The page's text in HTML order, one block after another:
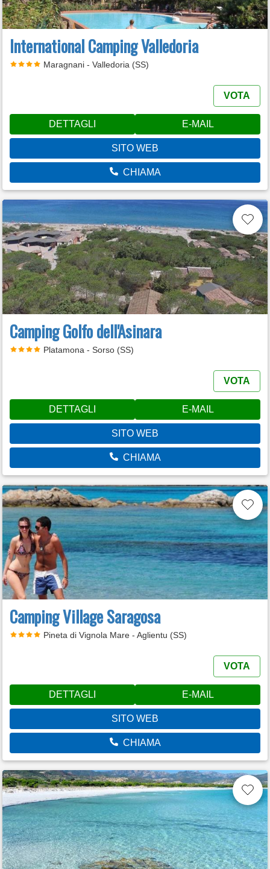
International Camping Valledoria
Maragnani - Valledoria (SS)
VOTA
DETTAGLI E-MAIL
SITO WEB
CHIAMA
Camping Golfo dell'Asinara
Platamona - Sorso (SS)
VOTA
DETTAGLI E-MAIL
SITO WEB
CHIAMA
Camping Village Saragosa
Pineta di Vignola Mare - Aglientu (SS)
VOTA
DETTAGLI E-MAIL
SITO WEB
CHIAMA